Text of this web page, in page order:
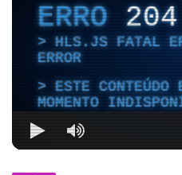
ERRO204
HLS.JS FATAL
ERROR
ESTE CONTEÚDO
MOMENTO